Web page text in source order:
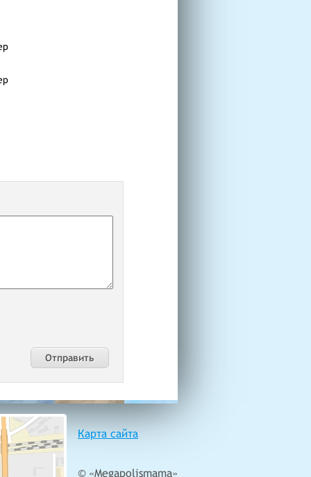
Карта сайта
© «Megapolismama»